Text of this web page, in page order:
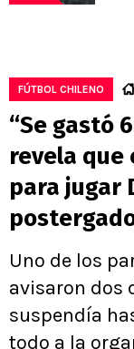
FÚTBOL CHILENO
“Se gastó
revela que
para jugar
Uno de los
avisaron dos
suspendía
todo a la